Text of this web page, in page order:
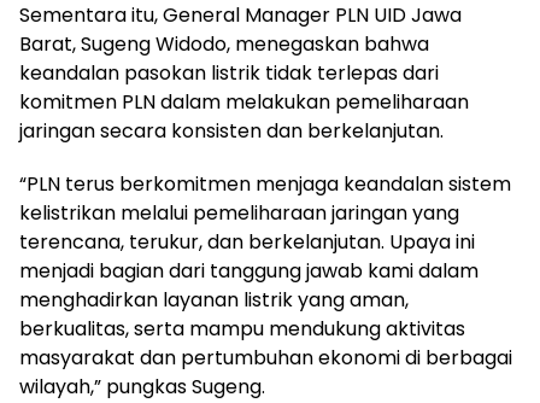
Sementara itu, General Manager PLN UID Jawa
Barat, Sugeng Widodo, menegaskan bahwa
keandalan pasokan listrik tidak terlepas dari
komitmen PLN dalam melakukan pemeliharaan
jaringan secara konsisten dan berkelanjutan.
“PLN terus berkomitmen menjaga keandalan sistem
kelistrikan melalui pemeliharaan jaringan yang
terencana, terukur, dan berkelanjutan. Upaya ini
menjadi bagian dari tanggung jawab kami dalam
menghadirkan layanan listrik yang aman,
berkualitas, serta mampu mendukung aktivitas
masyarakat dan pertumbuhan ekonomi di berbagai
wilayah,” pungkas Sugeng.